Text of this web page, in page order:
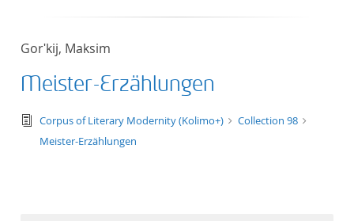
Gorʹkij, Maksim
Meister-Erzählungen
text/tg.edition+tg.aggregation+xml
Corpus of Literary Modernity (Kolimo+)
Collection 98
Meister-Erzählungen